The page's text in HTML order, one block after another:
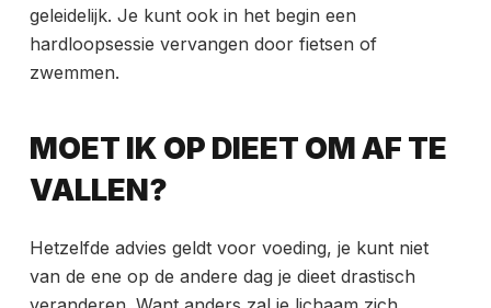
geleidelijk. Je kunt ook in het begin een
hardloopsessie vervangen door fietsen of
zwemmen.
MOET IK OP DIEET OM AF TE
VALLEN?
Hetzelfde advies geldt voor voeding, je kunt niet
van de ene op de andere dag je dieet drastisch